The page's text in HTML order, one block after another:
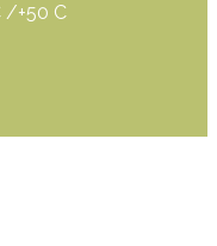
/+50 C